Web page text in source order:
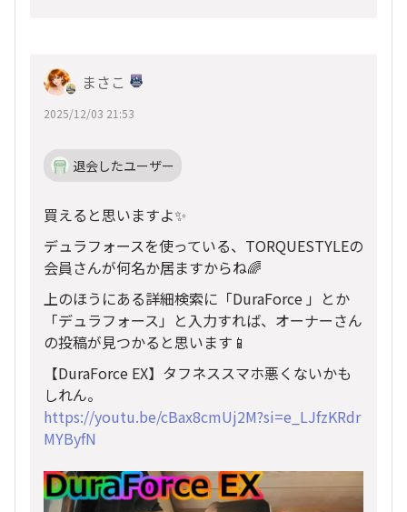
まさこ
2025/12/03 21:53
退会したユーザー
買えると思いますよ✨️
デュラフォースを使っている、TORQUESTYLEの
会員さんが何名か居ますからね🌈
上のほうにある詳細検索に「DuraForce 」とか
「デュラフォース」と入力すれば、オーナーさん
の投稿が見つかると思います📱
【DuraForce EX】タフネススマホ悪くないかも
しれん。
https://youtu.be/cBax8cmUj2M?si=e_LJfzKRdr
MYByfN